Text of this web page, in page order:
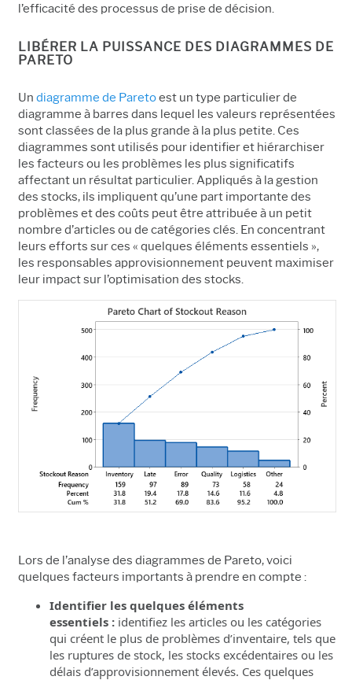
l’efficacité des processus de prise de décision.
LIBÉRER LA PUISSANCE DES DIAGRAMMES DE
PARETO
Un diagramme de Paretoest un type particulier de
diagramme à barres dans lequel les valeurs représentées
sont classées de la plus grande à la plus petite. Ces
diagrammes sont utilisés pour identifier et hiérarchiser
les facteurs ou les problèmes les plus significatifs
affectant un résultat particulier. Appliqués à la gestion
des stocks, ils impliquent qu’une part importante des
problèmes et des coûts peut être attribuée à un petit
nombre d’articles ou de catégories clés. En concentrant
leurs efforts sur ces « quelques éléments essentiels »,
les responsables approvisionnement peuvent maximiser
leur impact sur l’optimisation des stocks.
Lors de l’analyse des diagrammes de Pareto, voici
quelques facteurs importants à prendre en compte :
Identifier les quelques éléments
essentiels : identifiez les articles ou les catégories
qui créent le plus de problèmes d’inventaire, tels que
les ruptures de stock, les stocks excédentaires ou les
délais d’approvisionnement élevés. Ces quelques